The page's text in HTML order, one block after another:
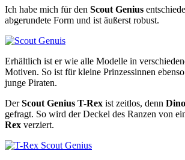
Ich habe mich für den Scout Genius
abgerundete Form und ist äußerst robust.
Erhältlich ist er wie alle Modelle in
Motiven. So ist für kleine Prinzessinnen
junge Piraten.
DerScout Genius T-Rex ist zeitlos, denn
gefragt. So wird der Deckel des Ranzen von
Rex verziert.